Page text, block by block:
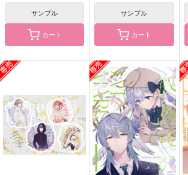
サンプル
カート
サンプル
カート